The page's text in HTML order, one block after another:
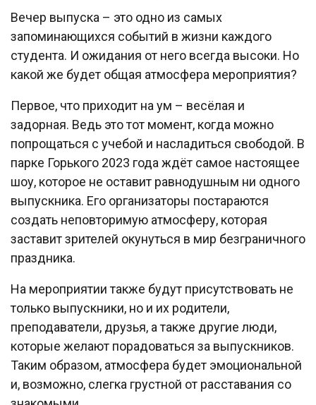
Вечер выпуска – это одно из самых
запоминающихся событий в жизни каждого
студента. И ожидания от него всегда высоки. Но
какой же будет общая атмосфера мероприятия?
Первое, что приходит на ум – весёлая и
задорная. Ведь это тот момент, когда можно
попрощаться с учебой и насладиться свободой. В
парке Горького 2023 года ждёт самое настоящее
шоу, которое не оставит равнодушным ни одного
выпускника. Его организаторы постараются
создать неповторимую атмосферу, которая
заставит зрителей окунуться в мир безграничного
праздника.
На мероприятии также будут присутствовать не
только выпускники, но и их родители,
преподаватели, друзья, а также другие люди,
которые желают порадоваться за выпускников.
Таким образом, атмосфера будет эмоциональной
и, возможно, слегка грустной от расставания со